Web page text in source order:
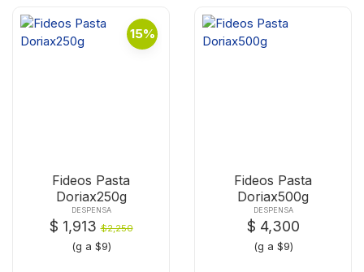
15%
Fideos Pasta
Doriax250g
DESPENSA
$ 1,913$2,250
(g a $9)
Fideos Pasta
Doriax500g
DESPENSA
$ 4,300
(g a $9)